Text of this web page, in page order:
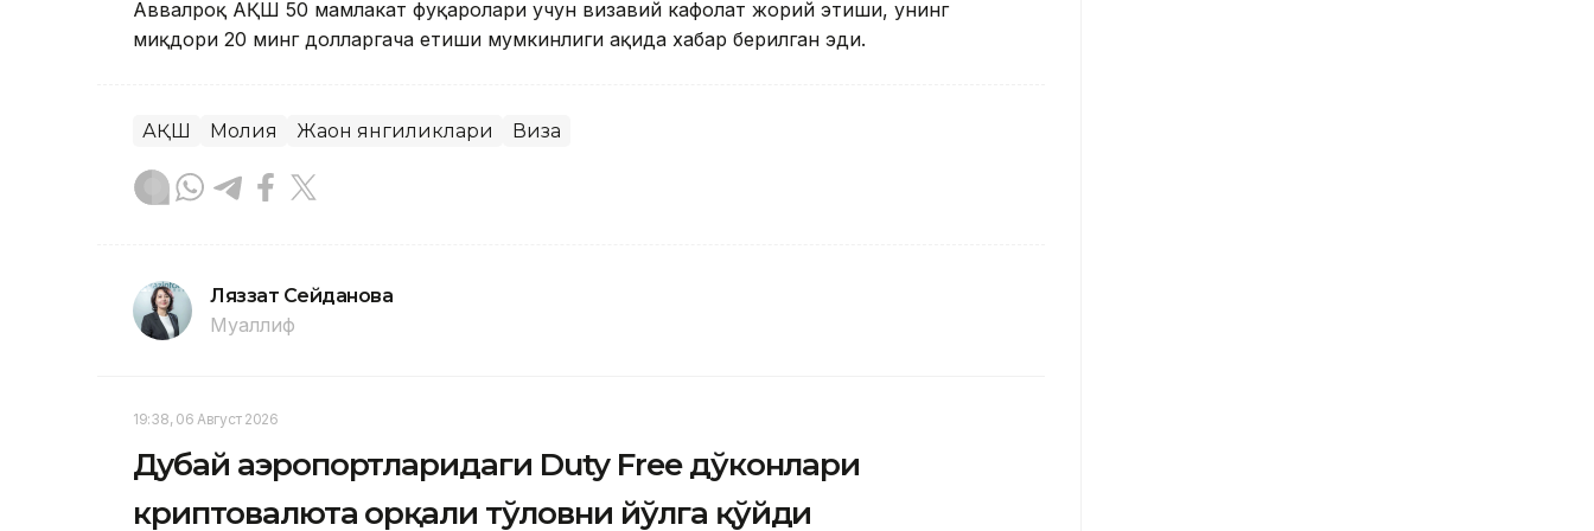
Аввалроқ АҚШ 50 мамлакат фуқаролари учун визавий кафолат жорий этиши, унинг
миқдори 20 минг долларгача етиши мумкинлиги ҳақида хабар берилган эди.
АҚШ Молия Жаҳон янгиликлари Виза
Ляззат Сейданова
Муаллиф
19:38, 06 Август 2026
Дубай аэропортларидаги Duty Free дўконлари
криптовалюта орқали тўловни йўлга қўйди